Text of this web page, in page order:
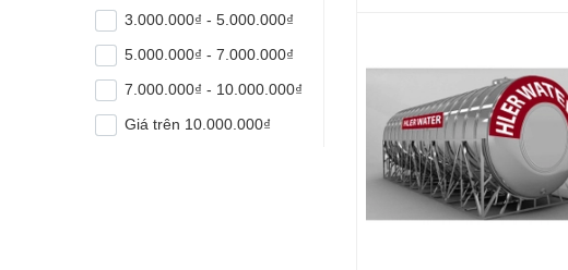
3.000.000₫ - 5.000.000₫
5.000.000₫ - 7.000.000₫
7.000.000₫ - 10.000.000₫
Giá trên 10.000.000₫